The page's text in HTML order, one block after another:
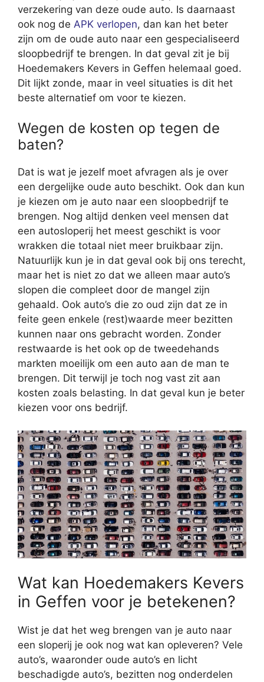
verzekering van deze oude auto. Is daarnaast
ook nog de APK verlopen, dan kan het beter
zijn om de oude auto naar een gespecialiseerd
sloopbedrijf te brengen. In dat geval zit je bij
Hoedemakers Kevers in Geffen helemaal goed.
Dit lijkt zonde, maar in veel situaties is dit het
beste alternatief om voor te kiezen.
Wegen de kosten op tegen de
baten?
Dat is wat je jezelf moet afvragen als je over
een dergelijke oude auto beschikt. Ook dan kun
je kiezen om je auto naar een sloopbedrijf te
brengen. Nog altijd denken veel mensen dat
een autosloperij het meest geschikt is voor
wrakken die totaal niet meer bruikbaar zijn.
Natuurlijk kun je in dat geval ook bij ons terecht,
maar het is niet zo dat we alleen maar auto’s
slopen die compleet door de mangel zijn
gehaald. Ook auto’s die zo oud zijn dat ze in
feite geen enkele (rest)waarde meer bezitten
kunnen naar ons gebracht worden. Zonder
restwaarde is het ook op de tweedehands
markten moeilijk om een auto aan de man te
brengen. Dit terwijl je toch nog vast zit aan
kosten zoals belasting. In dat geval kun je beter
kiezen voor ons bedrijf.
Wat kan Hoedemakers Kevers
in Geffen voor je betekenen?
Wist je dat het weg brengen van je auto naar
een sloperij je ook nog wat kan opleveren? Vele
auto’s, waaronder oude auto’s en licht
beschadigde auto’s, bezitten nog onderdelen